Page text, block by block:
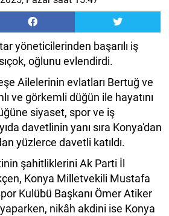
yöneticilerinden başarılı iş
oğlunu evlendirdi.
Ailelerinin evlatları Bertuğ ve
ve görkemli düğün ile hayatını
siyaset, spor ve iş
davetlinin yanı sıra Konya'dan
yüzlerce davetli katıldı.
şahitliklerini Ak Parti İl
Konya Milletvekili Mustafa
Kulübü Başkanı Ömer Atiker
nikâh akdini ise Konya